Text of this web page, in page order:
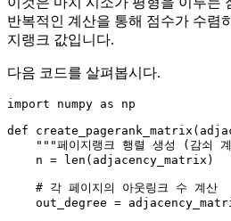
반복적인 계산을 통해 점수가 수렴
지랭크 값입니다.
다음 코드를 살펴봅시다.
import numpy as np
def
create_pagerank_matrix (
"""페이지랭크 행렬 생성 (감쇠
    n =
len (adjacency_matrix)
# 각 페이지의 아웃링크 수 계산
out_degree =